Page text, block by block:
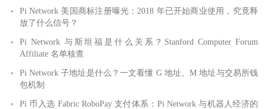
Pi Network 美国商标注册曝光：2018 年已开始商业使用，究竟释
放了什么信号？
Pi Network 与斯坦福是什么关系？Stanford Computer Forum
Affiliate 名单核查
Pi Network 子地址是什么？一文看懂 G 地址、M 地址与交易所钱
包机制
Pi 币入选 Fabric RoboPay 支付体系：Pi Network 与机器人经济的